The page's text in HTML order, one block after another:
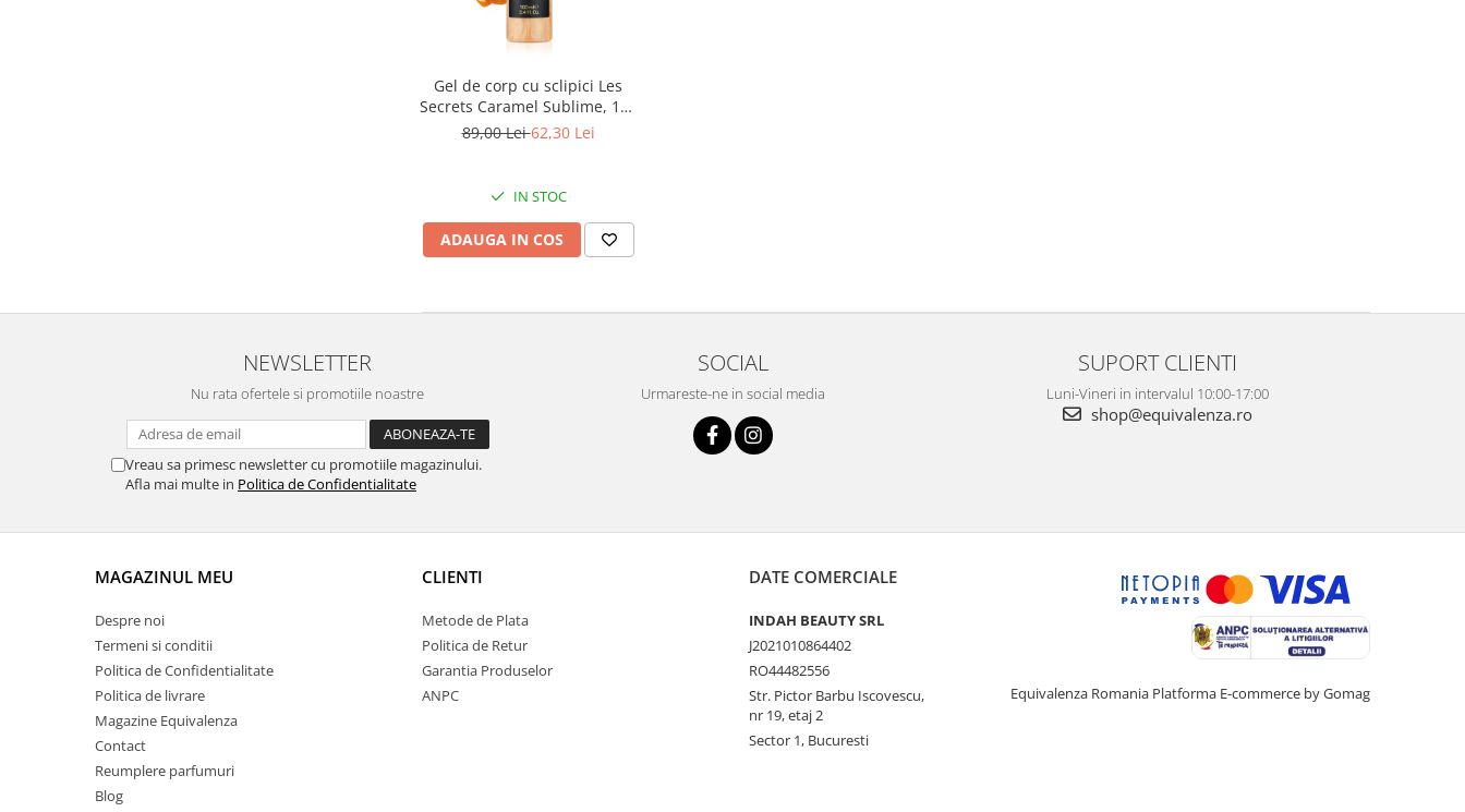
Gel de corp cu sclipici Les
Secrets Caramel Sublime, 100
ml
89,00 Lei62,30 Lei
IN STOC
ADAUGA IN COS
NEWSLETTER
Nu rata ofertele si promotiile noastre
Vreau sa primesc newsletter cu promotiile magazinului.
Afla mai multe in Politica de Confidentialitate
SOCIAL
Urmareste-ne in social media
SUPORT CLIENTI
Luni-Vineri in intervalul 10:00-17:00
shop@equivalenza.ro
MAGAZINUL MEU
Despre noi
Termeni si conditii
Politica de Confidentialitate
Politica de livrare
Magazine Equivalenza
Contact
Reumplere parfumuri
Blog
CLIENTI
Metode de Plata
Politica de Retur
Garantia Produselor
ANPC
DATE COMERCIALE
INDAH BEAUTY SRL
J2021010864402
RO44482556
Str. Pictor Barbu Iscovescu,
nr 19, etaj 2
Sector 1, Bucuresti
Equivalenza Romania Platforma E-commerce by Gomag